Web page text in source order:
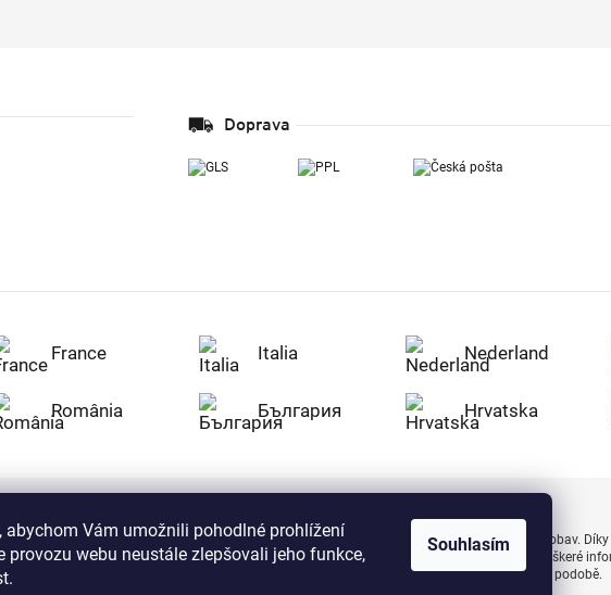
abychom Vám umožnili pohodlné prohlížení
provozu webu neustále zlepšovali jeho funkce,
Souhlasím
Doprava
France Italia Nederland
România България Hrvatska
Nakupujte na Zuty bezpečně a bez obav.
citlivá data v naprostém bezpečí, veškeré
serverem se přenášejí v zašifrované podobě.